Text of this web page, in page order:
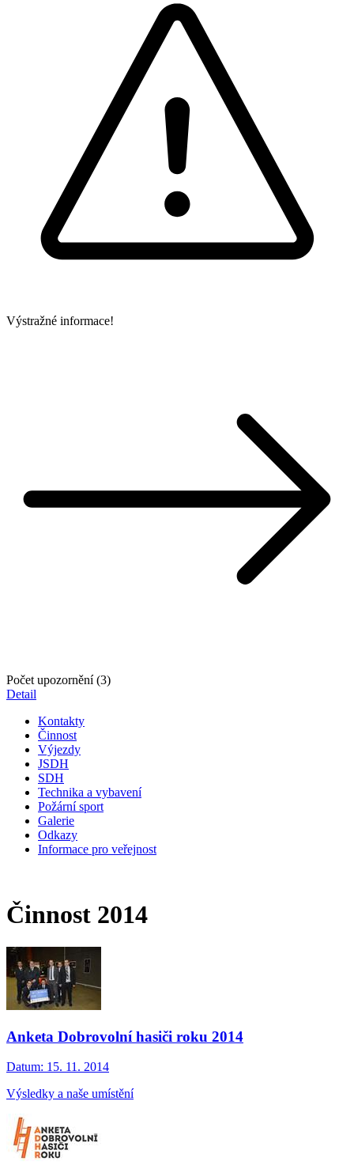
Výstražné informace!
Počet upozornění (3)
Detail
Kontakty
Činnost
Výjezdy
JSDH
SDH
Technika a vybavení
Požární sport
Galerie
Odkazy
Informace pro veřejnost
Činnost 2014
Anketa Dobrovolní hasiči roku 2014
Datum: 15. 11. 2014
Výsledky a naše umístění